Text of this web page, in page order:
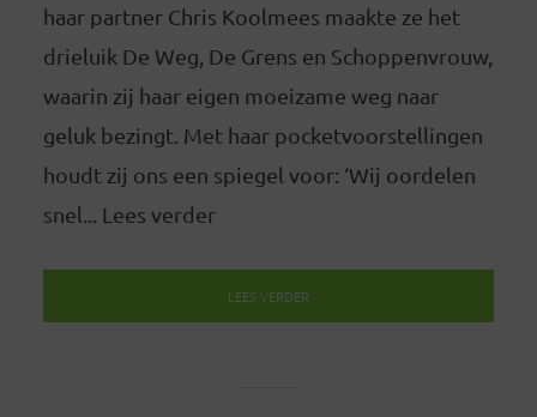
haar partner Chris Koolmees maakte ze het
drieluik De Weg, De Grens en Schoppenvrouw,
waarin zij haar eigen moeizame weg naar
geluk bezingt. Met haar pocketvoorstellingen
houdt zij ons een spiegel voor: ‘Wij oordelen
snel... Lees verder
LEES VERDER